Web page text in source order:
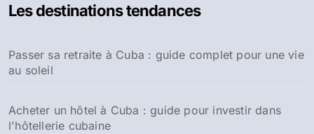
Les destinations tendances
Passer sa retraite à Cuba : guide complet pour une vie
au soleil
Acheter un hôtel à Cuba : guide pour investir dans
l'hôtellerie cubaine